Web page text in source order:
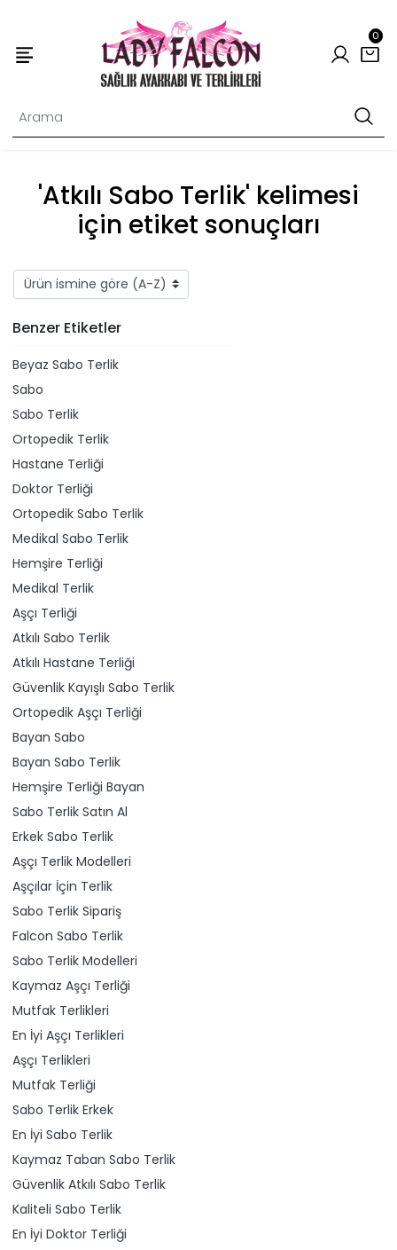
0
'Atkılı Sabo Terlik' kelimesi
için etiket sonuçları
Benzer Etiketler
Beyaz Sabo Terlik
Sabo
Sabo Terlik
Ortopedik Terlik
Hastane Terliği
Doktor Terliği
Ortopedik Sabo Terlik
Medikal Sabo Terlik
Hemşire Terliği
Medikal Terlik
Aşçı Terliği
Atkılı Sabo Terlik
Atkılı Hastane Terliği
Güvenlik Kayışlı Sabo Terlik
Ortopedik Aşçı Terliği
Bayan Sabo
Bayan Sabo Terlik
Hemşire Terliği Bayan
Sabo Terlik Satın Al
Erkek Sabo Terlik
Aşçı Terlik Modelleri
Aşçılar İçin Terlik
Sabo Terlik Sipariş
Falcon Sabo Terlik
Sabo Terlik Modelleri
Kaymaz Aşçı Terliği
Mutfak Terlikleri
En İyi Aşçı Terlikleri
Aşçı Terlikleri
Mutfak Terliği
Sabo Terlik Erkek
En İyi Sabo Terlik
Kaymaz Taban Sabo Terlik
Güvenlik Atkılı Sabo Terlik
Kaliteli Sabo Terlik
En İyi Doktor Terliği